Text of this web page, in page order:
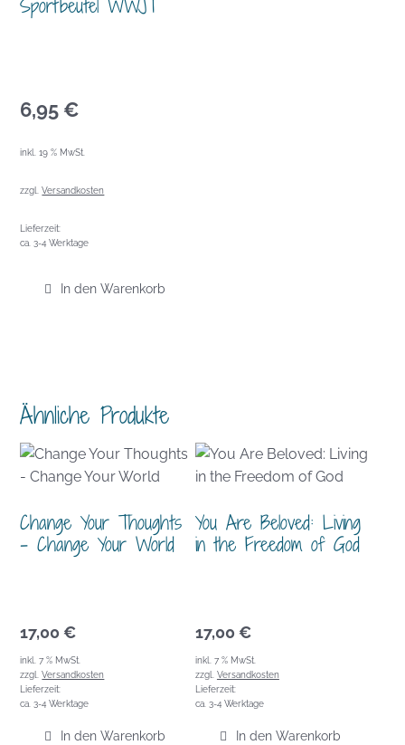
6,95 €
inkl. 19 % MwSt.
zzgl.Versandkosten
Lieferzeit:
ca. 3-4 Werktage
In den Warenkorb
Ähnliche Produkte
Change Your Thoughts
– Change Your World
17,00 €
inkl. 7 % MwSt.
zzgl.Versandkosten
Lieferzeit:
ca. 3-4 Werktage
In den Warenkorb
You Are Beloved: Living
in the Freedom of God
17,00 €
inkl. 7 % MwSt.
zzgl. Versandkosten
Lieferzeit:
ca. 3-4 Werktage
In den Warenkorb